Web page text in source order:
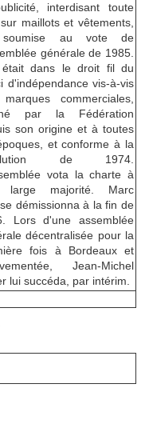
interdisant toute
maillots et vêtements,
au vote de
générale de 1985.
était dans le droit fil du
d'indépendance vis-à-vis
commerciales,
par la Fédération
son origine et à toutes
et conforme à la
de 1974.
vota la charte à
large majorité. Marc
démissionna à la fin de
Lors d'une assemblée
décentralisée pour la
fois à Bordeaux et
Jean-Michel
lui succéda, par intérim.